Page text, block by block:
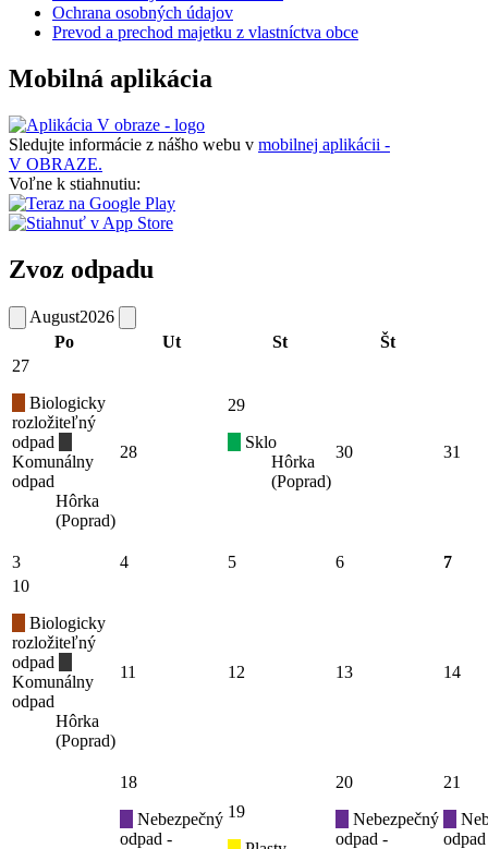
Ochrana osobných údajov
Prevod a prechod majetku z vlastníctva obce
Mobilná aplikácia
Sledujte informácie z nášho webu v mobilnej aplikácii -
V OBRAZE.
Voľne k stiahnutiu:
Zvoz odpadu
August2026
Po
Ut St Št
27
Biologicky
rozložiteľný
odpad
Komunálny
odpad
Hôrka
(Poprad)
28
29
Sklo
Hôrka
(Poprad)
30 31
3 4 5 6
7
10
Biologicky
rozložiteľný
odpad
Komunálny
odpad
Hôrka
(Poprad)
11 12 13 14
18
Nebezpečný
odpad -
19
20
Nebezpečný
odpad -
21